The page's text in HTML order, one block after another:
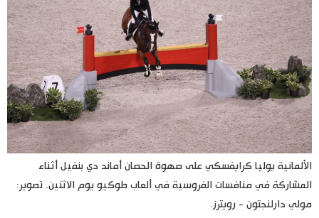
علوم وتكنولوجيا
الأقسام
صور
أشخاص
تجارب وآراء
الأكثر تفاعلا
اللغة اليابانية
موسوعة اليابان
تواصل معنا
الألمانية يوليا كرايفسكي على صهوة الحصان أماند دي بنفيل أثناء
المشاركة في منافسات الفروسية في ألعاب طوكيو يوم الاثنين. تصوير:
مولي دارلنجتون - رويترز.